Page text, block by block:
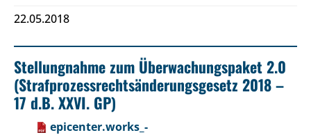
22.05.2018
Stellungnahme zum Überwachungspaket 2.0
(Strafprozessrechtsänderungsgesetz 2018 –
17 d.B. XXVI. GP)
epicenter.works_-